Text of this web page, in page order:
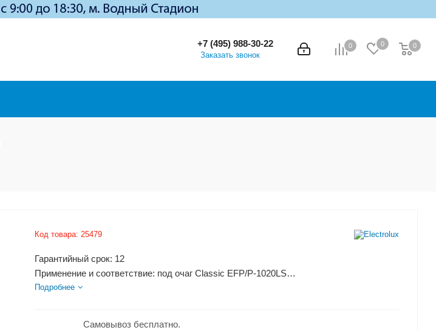
0 0 0
0
+7 (495) 988-30-22
Заказать звонок
Код товара: 25479
Гарантийный срок: 12
Применение и соответствие: под очаг Classic EFP/P-1020LS
Вариант размещения: Горизонтальное
Подробнее
Самовывоз бесплатно.